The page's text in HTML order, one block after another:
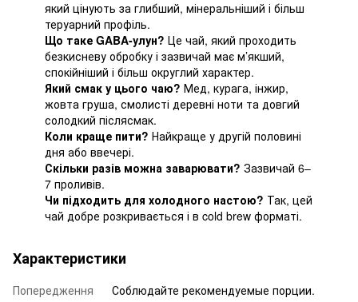
який цінують за глибший, мінеральніший і більш
теруарний профіль.
Що таке GABA-улун? Це чай, який проходить
безкисневу обробку і зазвичай має м’якший,
спокійніший і більш округлий характер.
Який смак у цього чаю? Мед, курага, інжир,
жовта груша, смолисті деревні ноти та довгий
солодкий післясмак.
Коли краще пити? Найкраще у другій половині
дня або ввечері.
Скільки разів можна заварювати? Зазвичай 6–
7 проливів.
Чи підходить для холодного настою? Так, цей
чай добре розкривається і в cold brew форматі.
Характеристики
Попередження
Соблюдайте рекомендуемые порции.